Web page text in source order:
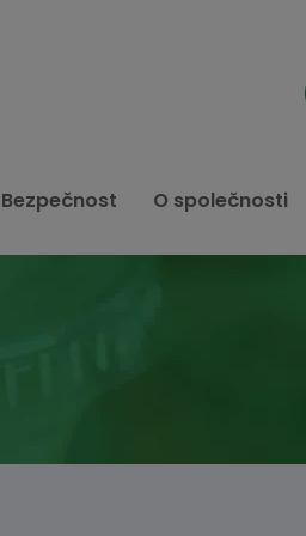
Bezpečnost O společnosti